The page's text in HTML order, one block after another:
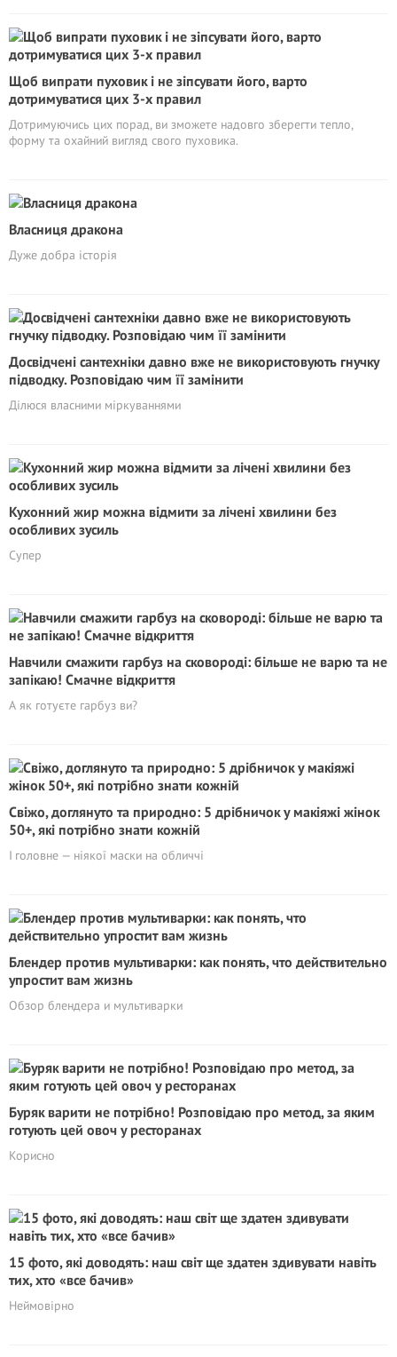
Щоб випрати пуховик і не зіпсувати його, варто
дотримуватися цих 3-х правил
Дотримуючись цих порад, ви зможете надовго зберегти тепло,
форму та охайний вигляд свого пуховика.
Власниця дракона
Дуже добра історія
Досвідчені сантехніки давно вже не використовують гнучку
підводку. Розповідаю чим її замінити
Ділюся власними міркуваннями
Кухонний жир можна відмити за лічені хвилини без
особливих зусиль
Супер
Навчили смажити гарбуз на сковороді: більше не варю та не
запікаю! Смачне відкриття
А як готуєте гарбуз ви?
Свіжо, доглянуто та природно: 5 дрібничок у макіяжі жінок
50+, які потрібно знати кожній
І головне — ніякої маски на обличчі
Блендер против мультиварки: как понять, что действительно
упростит вам жизнь
Обзор блендера и мультиварки
Буряк варити не потрібно! Розповідаю про метод, за яким
готують цей овоч у ресторанах
Корисно
15 фото, які доводять: наш світ ще здатен здивувати навіть
тих, хто «все бачив»
Неймовірно